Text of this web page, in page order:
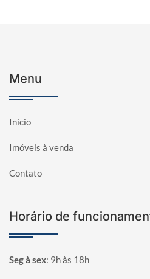
Menu
Início
Imóveis à venda
Contato
Horário de
Seg à sex: 9h às 18h